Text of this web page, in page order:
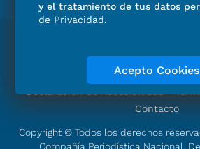
Código de ética
Violencia
Aviso de Privacidad
Contacto
Copyright © Todos los derechos
Compañía Periodística Nacional.
y el tratamiento de tus datos
de Privacidad.
Acepto Cookies